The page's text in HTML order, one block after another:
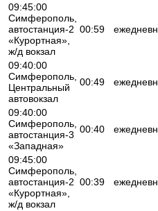
09:45:00
Симферополь,
автостанция-2
«Курортная»,
ж/д вокзал
00:59
09:40:00
Симферополь,
Центральный
автовокзал
00:49
09:40:00
Симферополь,
автостанция-3
«Западная»
00:40
09:45:00
Симферополь,
автостанция-2
«Курортная»,
ж/д вокзал
00:39